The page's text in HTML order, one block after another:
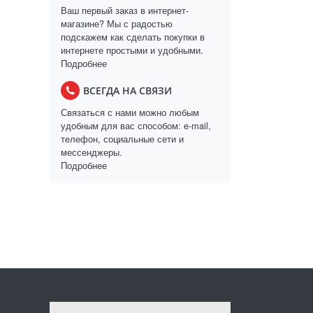
Ваш первый заказ в интернет-
магазине? Мы с радостью
подскажем как сделать покупки в
интернете простыми и удобными.
Подробнее
ВСЕГДА НА СВЯЗИ
Связаться с нами можно любым
удобным для вас способом: e-mail,
телефон, социальные сети и
мессенджеры.
Подробнее